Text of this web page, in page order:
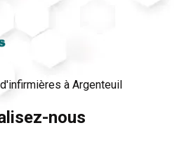
à Argenteuil
nous